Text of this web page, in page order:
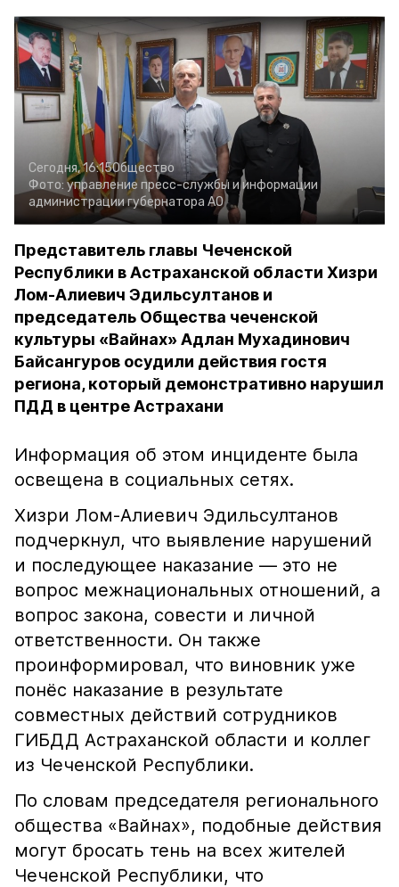
Сегодня, 16:15Общество
Фото: управление пресс-службы и информации
администрации губернатора АО
Представитель главы Чеченской
Республики в Астраханской области Хизри
Лом-Алиевич Эдильсултанов и
председатель Общества чеченской
культуры «Вайнах» Адлан Мухадинович
Байсангуров осудили действия гостя
региона, который демонстративно нарушил
ПДД в центре Астрахани
Информация об этом инциденте была
освещена в социальных сетях.
Хизри Лом-Алиевич Эдильсултанов
подчеркнул, что выявление нарушений
и последующее наказание — это не
вопрос межнациональных отношений, а
вопрос закона, совести и личной
ответственности. Он также
проинформировал, что виновник уже
понёс наказание в результате
совместных действий сотрудников
ГИБДД Астраханской области и коллег
из Чеченской Республики.
По словам председателя регионального
общества «Вайнах», подобные действия
могут бросать тень на всех жителей
Чеченской Республики, что